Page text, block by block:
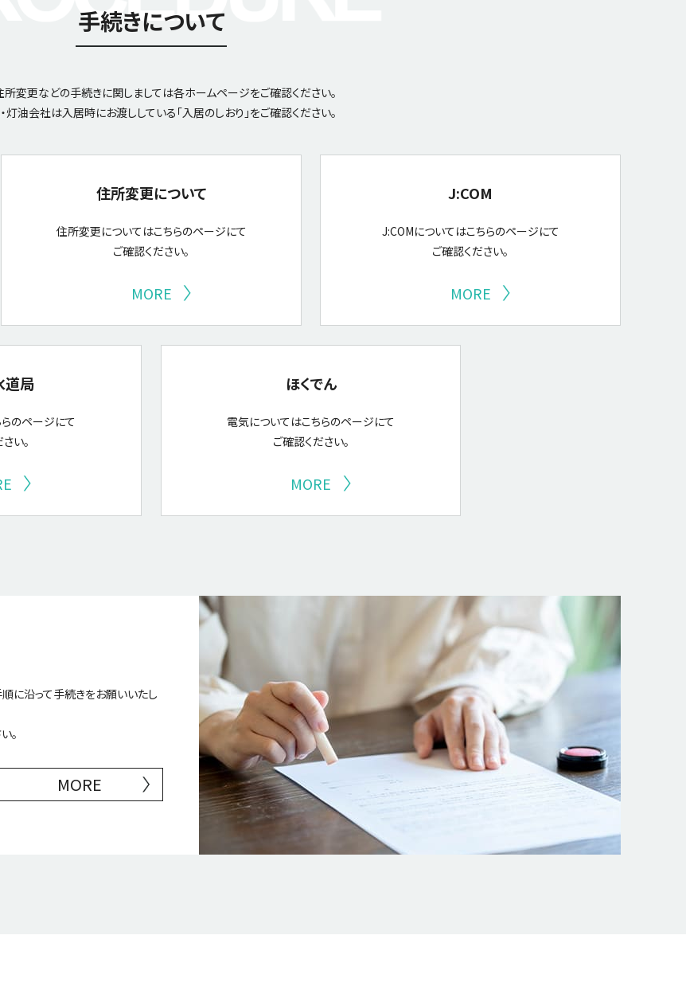
手続きについて
所変更などの手続きに関しましては各ホームページをご確認ください。
灯油会社は入居時にお渡ししている「入居のしおり」をご確認ください。
住所変更について
住所変更についてはこちらのページにて
ご確認ください。
MORE
J:COM
J:COMについてはこちらのページにて
ご確認ください。
MORE
道局
のページにて
い。
ほくでん
電気についてはこちらのページにて
ご確認ください。
MORE
に沿って手続きをお願いいたし
。
MORE